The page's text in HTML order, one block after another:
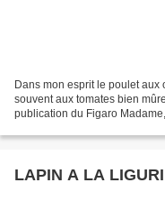
Dans mon esprit le poulet
souvent aux tomates bien
publication du Figaro
LAPIN A LA